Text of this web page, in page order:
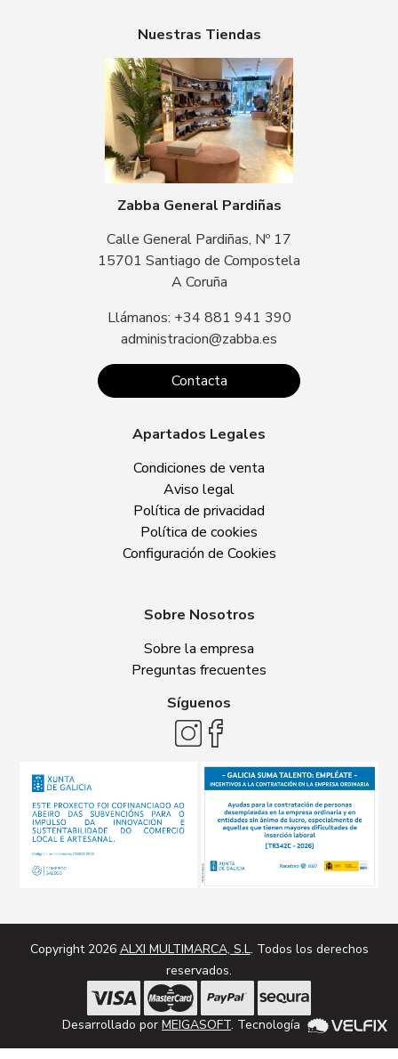
Nuestras Tiendas
Zabba General Pardiñas
Calle General Pardiñas, Nº 17
15701 Santiago de Compostela
A Coruña
Llámanos: +34 881 941 390
administracion@zabba.es
Contacta
Apartados Legales
Condiciones de venta
Aviso legal
Política de privacidad
Política de cookies
Configuración de Cookies
Sobre Nosotros
Sobre la empresa
Preguntas frecuentes
Síguenos
Copyright 2026 ALXI MULTIMARCA, S.L. Todos los derechos
reservados.
Desarrollado por MEIGASOFT. Tecnología